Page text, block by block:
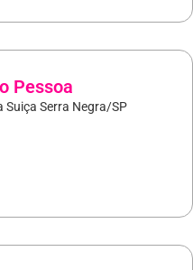
Pessoa
Suiça Serra Negra/SP